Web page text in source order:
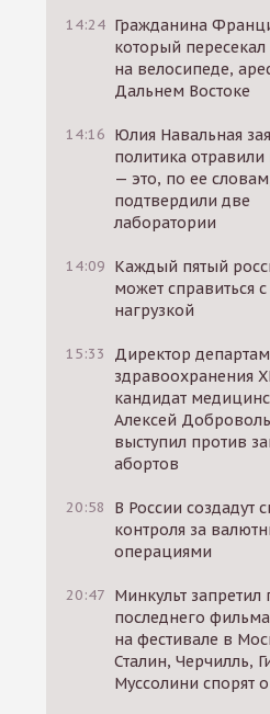
14:24 Гражданина
который
на велосипеде,
Дальнем Востоке
14:16 Юлия Навальная
политика
— это, по ее
подтвердили две
лаборатории
14:09 Каждый пятый
может справиться
нагрузкой
15:33
Директор
здравоохранения
кандидат
Алексей
выступил против
абортов
20:58
В России создадут
контроля за
операциями
20:47 Минкульт запретил
последнего
на фестивале в
Сталин, Черчилль,
Муссолини спорят